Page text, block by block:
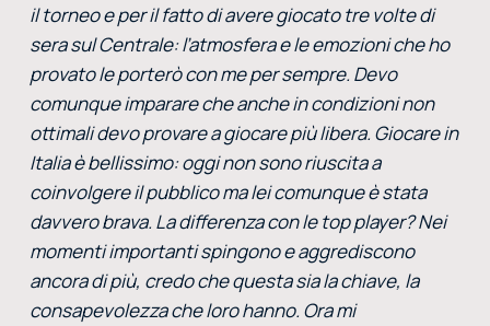
il torneo e per il fatto di avere giocato tre volte di
sera sul Centrale: l’atmosfera e le emozioni che ho
provato le porterò con me per sempre. Devo
comunque imparare che anche in condizioni non
ottimali devo provare a giocare più libera. Giocare in
Italia è bellissimo: oggi non sono riuscita a
coinvolgere il pubblico ma lei comunque è stata
davvero brava. La differenza con le top player? Nei
momenti importanti spingono e aggrediscono
ancora di più, credo che questa sia la chiave, la
consapevolezza che loro hanno. Ora mi